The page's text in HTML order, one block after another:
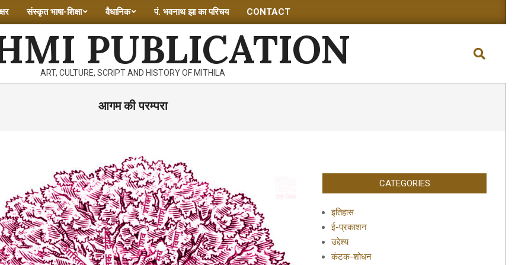
संस्कृत भाषा-शिक्षा वैधानिक पं. भवनाथ झा का परिचय CONTACT
PUBLICATION
ART, CULTURE, SCRIPT AND HISTORY OF MITHILA
Search
आगम की परम्परा
CATEGORIES
इतिहास
ई-प्रकाशन
उद्देश्य
कंटक-शोधन